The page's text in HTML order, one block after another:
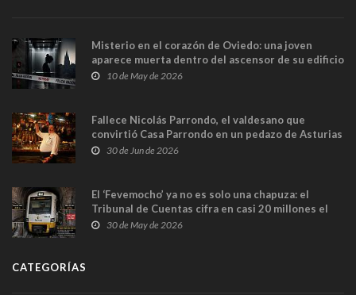
Misterio en el corazón de Oviedo: una joven
aparece muerta dentro del ascensor de su edificio
y las cámaras captan sus últimos minutos
10 de May de 2026
Fallece Nicolás Parrondo, el valdesano que
convirtió Casa Parrondo en un pedazo de Asturias
en Madrid
30 de Jun de 2026
El ‘Fevemocho’ ya no es solo una chapuza: el
Tribunal de Cuentas cifra en casi 20 millones el
sobrecoste de los trenes que no cabían por los
30 de May de 2026
CATEGORÍAS